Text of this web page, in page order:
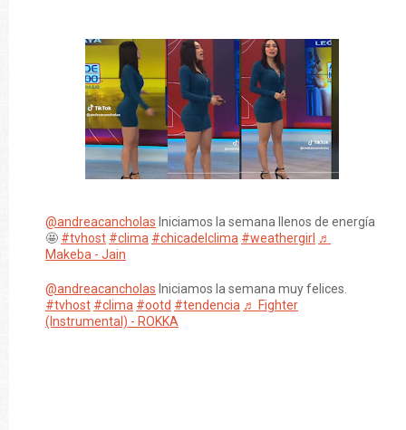
@andreacancholas Iniciamos la semana llenos de energía
🤩 #tvhost #clima #chicadelclima #weathergirl ♬
Makeba - Jain
@andreacancholas Iniciamos la semana muy felices.
#tvhost #clima #ootd #tendencia ♬ Fighter
(Instrumental) - ROKKA